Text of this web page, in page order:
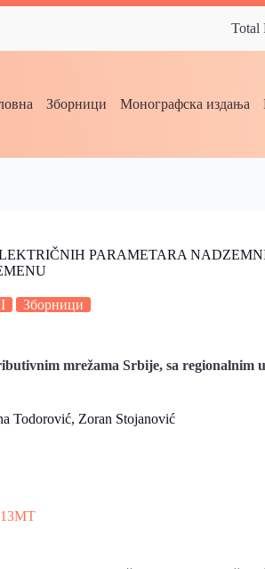
Total
Зборници Монографска издања
PARAMETARA
Зборници
mrežama Srbije, sa regionalnim
Zoran Stojanović